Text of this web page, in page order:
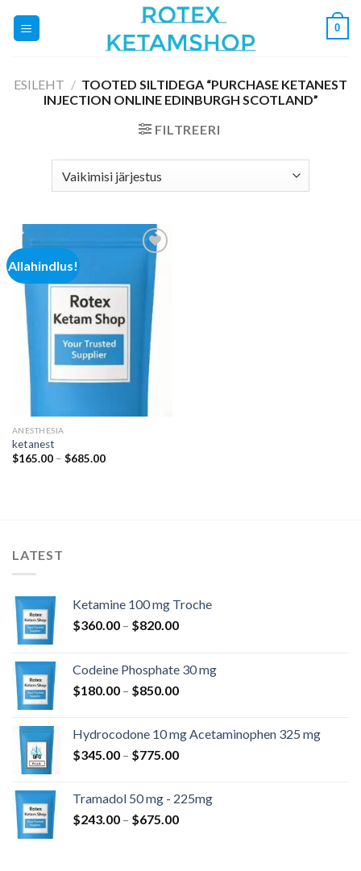
0
ESILEHT / TOOTED SILTIDEGA “PURCHASE KETANEST
INJECTION ONLINE EDINBURGH SCOTLAND”
FILTREERI
Allahindlus!
Add to
wishlist
ANESTHESIA
ketanest
$165.00 – $685.00Hinnavahemik:
LATEST
Ketamine 100 mg Troche
$360.00 – $820.00Hinnavahemik:
$820.00
Codeine Phosphate 30 mg
$180.00 – $850.00Hinnavahemik:
$850.00
Hydrocodone 10 mg Acetaminophen 325 mg
$345.00 – $775.00Hinnavahemik:
$775.00
Tramadol 50 mg - 225mg
$243.00 – $675.00Hinnavahemik: